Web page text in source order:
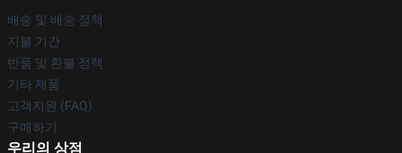
배송 및 배송 정책
지불 기간
반품 및 환불 정책
기타 제품
고객지원 (FAQ)
구매하기
우리의 상점